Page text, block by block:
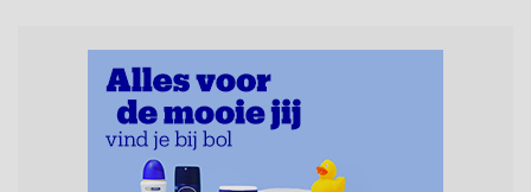
zonder afspraak terecht kunt. De vermelde kappers
kunnen uw haren wassen, knippen, föhnen en kleuren,
maar ook helpen met extensions, balyage, invlechten,
opsteken, weave, een keratinebehandeling, een